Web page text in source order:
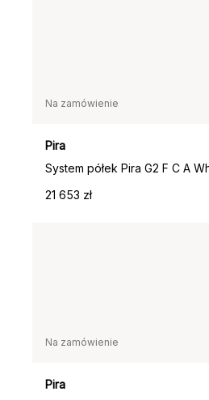
Na zamówienie
Pira
21 653 zł
Na zamówienie
Pira